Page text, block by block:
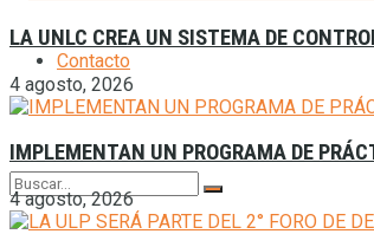
Contacto
LA UNLC CREA UN SISTEMA DE
4 agosto, 2026
IMPLEMENTAN UN PROGRAMA DE
4 agosto, 2026